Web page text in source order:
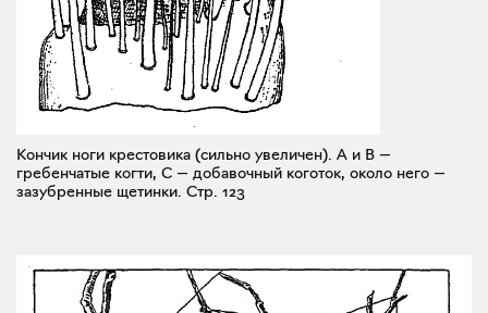
Кончик ноги крестовика (сильно увеличен). А и В —
гребенчатые когти, С — добавочный коготок, около него —
зазубренные щетинки. Стр. 123